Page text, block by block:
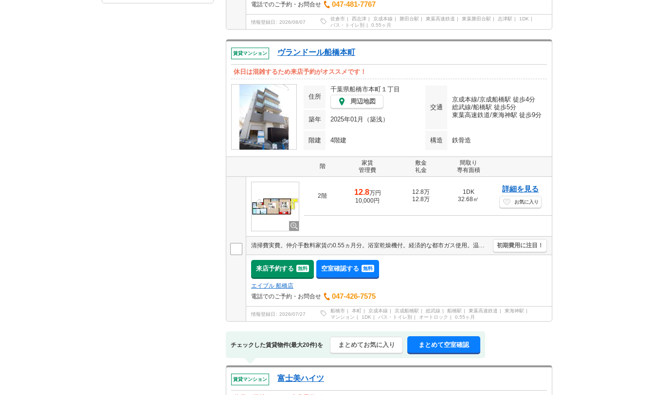
電話でのご予約・お問合せ
047-481-7767
情報登録日 2026/08/07
佐倉市 西志津 京成本線 勝田台駅 東葉高速鉄道 東葉勝田台駅 志津駅
1DK
バス・トイレ別
0.55ヶ月
賃貸マンション ヴランドール船橋本町
休日は混雑するため来店予約がオススメです！
住所
千葉県船橋市本町１丁目
周辺地図
交通
京成本線/京成船橋駅 徒歩4分
総武線/船橋駅 徒歩5分
東葉高速鉄道/東海神駅 徒歩9分
築年 2025年01月（築浅）
階建 4階建 構造 鉄骨造
階
家賃
管理費
敷金
礼金
間取り
専有面積
2階 12.8万円
10,000円
12.8万
12.8万
1DK
32.68㎡
詳細を見る
お気に入り
清掃費実費。仲介手数料家賃の0.55ヵ月分。浴室乾燥機付。経済的な都市ガス使用。温水洗浄便座付き。駐輪場登録料3,300円要。便利な宅配BOX。安心のオートロック。ディンプルキーを採用。 初期費用に注目！
来店予約する 無料 空室確認する 無料
エイブル 船橋店
電話でのご予約・お問合せ
047-426-7575
情報登録日 2026/07/27
船橋市 本町 京成本線 京成船橋駅 総武線 船橋駅 東葉高速鉄道
東海神駅
マンション
1DK バス・トイレ別 オートロック 0.55ヶ月
チェックした賃貸物件(最大20件)を まとめてお気に入り まとめて空室確認
賃貸マンション 富士美ハイツ